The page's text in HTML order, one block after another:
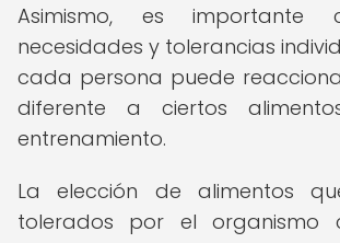
Asimismo, es importante
necesidades y tolerancias
cada persona puede
diferente a ciertos
entrenamiento.
La elección de alimentos
tolerados por el organismo